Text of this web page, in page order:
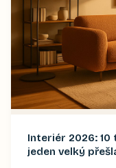
Interiér 2026: 10
jeden velký